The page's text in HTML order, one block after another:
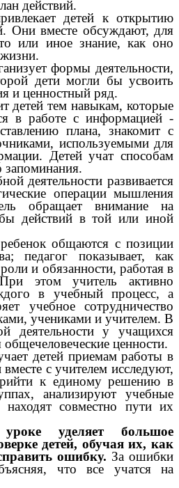
действий.
детей к открытию
Они вместе обсуждают, для
или иное знание, как оно
формы деятельности,
дети могли бы усвоить
и ценностный ряд.
детей тем навыкам, которые
в работе с информацией -
плана, знакомит с
используемыми для
Детей учат способам
запоминания.
деятельности развивается
операции мышления
обращает внимание на
действий в той или иной
общаются с позиции
педагог показывает, как
и обязанности, работая в
При этом учитель активно
в учебный процесс, а
учебное сотрудничество
учениками и учителем. В
деятельности у учащихся
ценности.
детей приемам работы в
с учителем исследуют,
к единому решению в
анализируют учебные
совместно пути их
уделяет большое
детей, обучая их, как
ошибку. За ошибки
что все учатся на